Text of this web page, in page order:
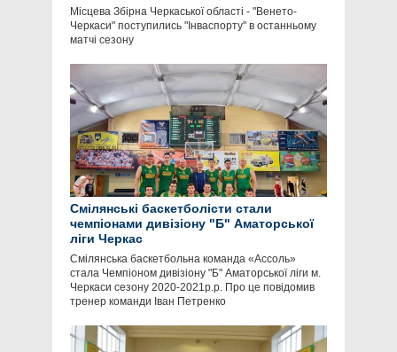
Місцева Збірна Черкаської області - "Венето-
Черкаси" поступились "Інваспорту" в останньому
матчі сезону
Смілянські баскетболісти стали
чемпіонами дивізіону "Б" Аматорської
ліги Черкас
Смілянська баскетбольна команда «Ассоль»
стала Чемпіоном дивізіону "Б" Аматорської ліги м.
Черкаси сезону 2020-2021р.р. Про це повідомив
тренер команди Іван Петренко